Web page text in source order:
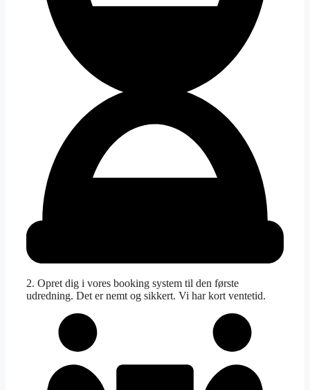
2. Opret dig i vores booking system til den første
udredning. Det er nemt og sikkert. Vi har kort ventetid.